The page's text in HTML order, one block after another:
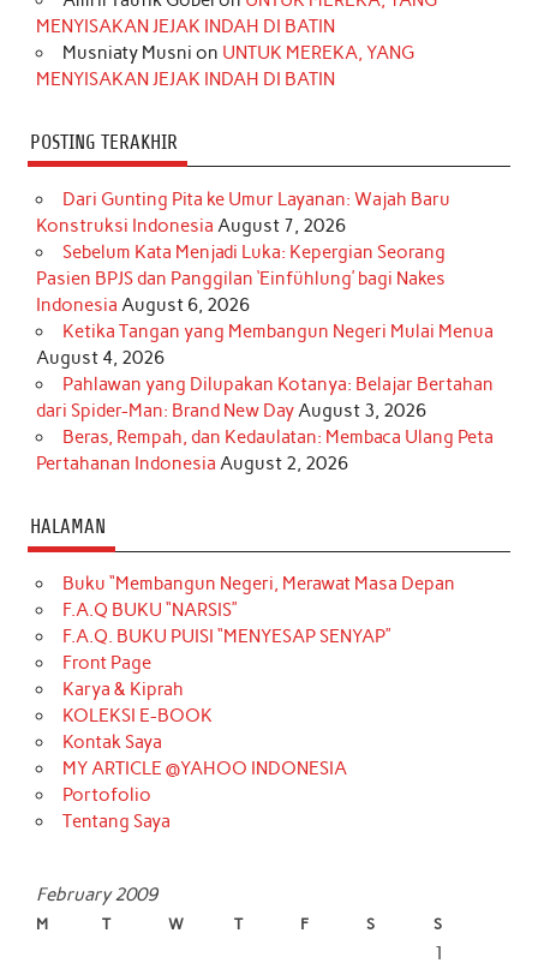
m
t
MENYISAKAN JEJAK INDAH DI BATIN
Musniaty Musni on UNTUK MEREKA, YANG
MENYISAKAN JEJAK INDAH DI BATIN
POSTING TERAKHIR
Dari Gunting Pita ke Umur Layanan: Wajah Baru
Konstruksi Indonesia August 7, 2026
Sebelum Kata Menjadi Luka: Kepergian Seorang
Pasien BPJS dan Panggilan ‘Einfühlung’ bagi Nakes
Indonesia August 6, 2026
Ketika Tangan yang Membangun Negeri Mulai Menua
August 4, 2026
Pahlawan yang Dilupakan Kotanya: Belajar Bertahan
dari Spider-Man: Brand New DayAugust 3, 2026
Beras, Rempah, dan Kedaulatan: Membaca Ulang Peta
Pertahanan Indonesia August 2, 2026
HALAMAN
Buku “Membangun Negeri, Merawat Masa Depan
F.A.Q BUKU “NARSIS”
F.A.Q. BUKU PUISI “MENYESAP SENYAP”
Front Page
Karya & Kiprah
KOLEKSI E-BOOK
Kontak Saya
MY ARTICLE @YAHOO INDONESIA
Portofolio
Tentang Saya
February 2009
M T W T F S S
1